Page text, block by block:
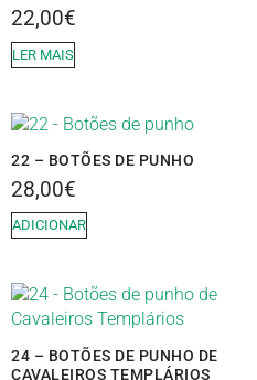
22,00€
LER MAIS
22 – BOTÕES DE PUNHO
28,00€
ADICIONAR
24 – BOTÕES DE PUNHO DE
CAVALEIROS TEMPLÁRIOS